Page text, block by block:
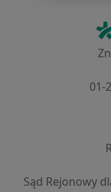
01-
Sąd Rejonowy